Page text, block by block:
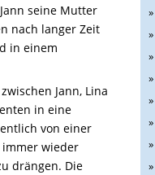
seine Mutter
nach langer Zeit
in einem
Jann, Lina
in eine
von einer
wieder
drängen. Die
»
»
»
»
»
»
»
»